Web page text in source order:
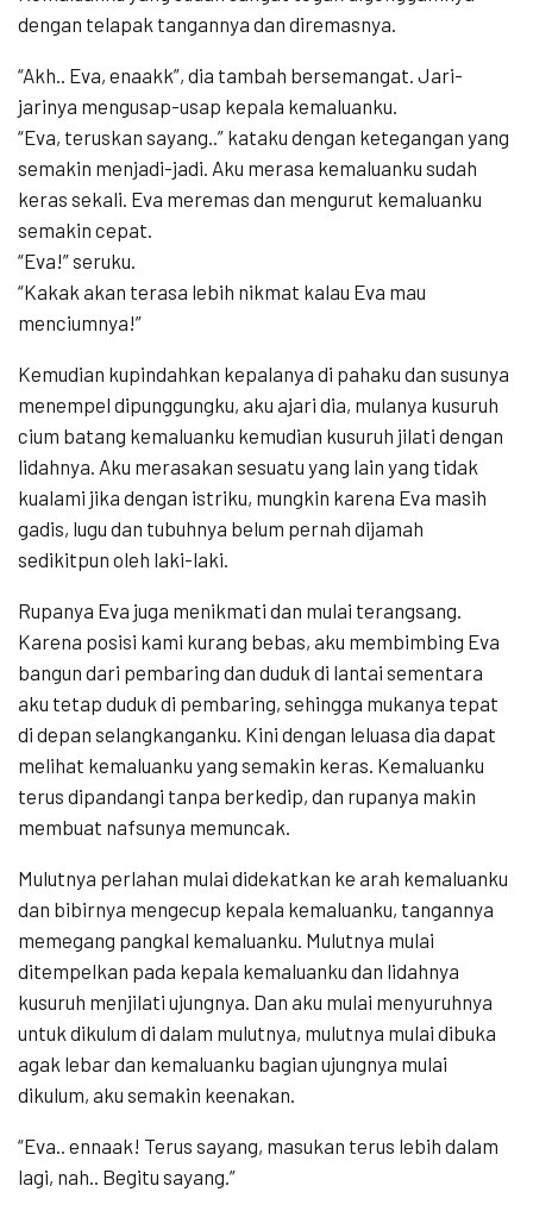
dengan telapak tangannya dan diremasnya.
“Akh.. Eva, enaakk”, dia tambah bersemangat. Jari-
jarinya mengusap-usap kepala kemaluanku.
“Eva, teruskan sayang..” kataku dengan ketegangan yang
semakin menjadi-jadi. Aku merasa kemaluanku sudah
keras sekali. Eva meremas dan mengurut kemaluanku
semakin cepat.
“Eva!” seruku.
“Kakak akan terasa lebih nikmat kalau Eva mau
menciumnya!”
Kemudian kupindahkan kepalanya di pahaku dan susunya
menempel dipunggungku, aku ajari dia, mulanya kusuruh
cium batang kemaluanku kemudian kusuruh jilati dengan
lidahnya. Aku merasakan sesuatu yang lain yang tidak
kualami jika dengan istriku, mungkin karena Eva masih
gadis, lugu dan tubuhnya belum pernah dijamah
sedikitpun oleh laki-laki.
Rupanya Eva juga menikmati dan mulai terangsang.
Karena posisi kami kurang bebas, aku membimbing Eva
bangun dari pembaring dan duduk di lantai sementara
aku tetap duduk di pembaring, sehingga mukanya tepat
di depan selangkanganku. Kini dengan leluasa dia dapat
melihat kemaluanku yang semakin keras. Kemaluanku
terus dipandangi tanpa berkedip, dan rupanya makin
membuat nafsunya memuncak.
Mulutnya perlahan mulai didekatkan ke arah kemaluanku
dan bibirnya mengecup kepala kemaluanku, tangannya
memegang pangkal kemaluanku. Mulutnya mulai
ditempelkan pada kepala kemaluanku dan lidahnya
kusuruh menjilati ujungnya. Dan aku mulai menyuruhnya
untuk dikulum di dalam mulutnya, mulutnya mulai dibuka
agak lebar dan kemaluanku bagian ujungnya mulai
dikulum, aku semakin keenakan.
“Eva.. ennaak! Terus sayang, masukan terus lebih dalam
lagi, nah.. Begitu sayang.”